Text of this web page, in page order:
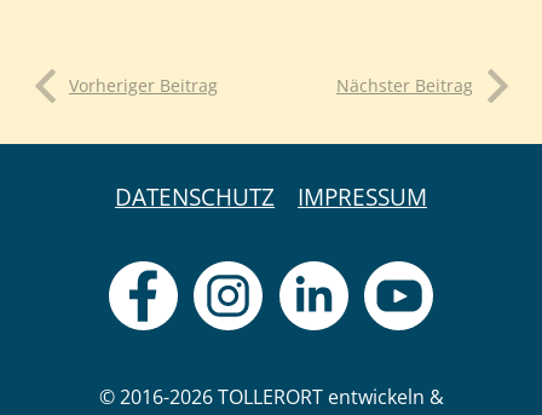
Vorheriger Beitrag Nächster Beitrag
DATENSCHUTZ IMPRESSUM
© 2016-2026 TOLLERORT entwickeln &